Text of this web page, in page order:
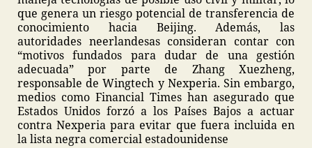
que genera un riesgo potencial de transferencia de
conocimiento hacia Beijing. Además, las
autoridades neerlandesas consideran contar con
“motivos fundados para dudar de una gestión
adecuada” por parte de Zhang Xuezheng,
responsable de Wingtech y Nexperia. Sin embargo,
medios como Financial Times han asegurado que
Estados Unidos forzó a los Países Bajos a actuar
contra Nexperia para evitar que fuera incluida en
la lista negra comercial estadounidense